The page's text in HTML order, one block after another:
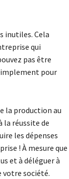
inutiles. Cela
qui
pas être
pour
la production au
la réussite de
les dépenses
! À mesure que
et à déléguer à
votre société.